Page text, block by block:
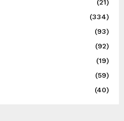
(21)
(334)
(93)
(92)
(19)
(59)
(40)